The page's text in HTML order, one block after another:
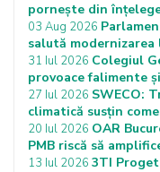
pornește din
03 Aug 2026
salută
31 Iul 2026 Colegiul
provoace falimente
27 Iul 2026 SWECO:
climatică susțin
20 Iul 2026 OAR
PMB riscă să
13 Iul 2026 3TI